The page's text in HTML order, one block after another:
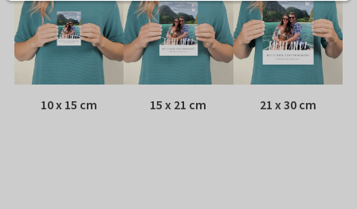
10 x 15 cm 15 x 21 cm 21 x 30 cm